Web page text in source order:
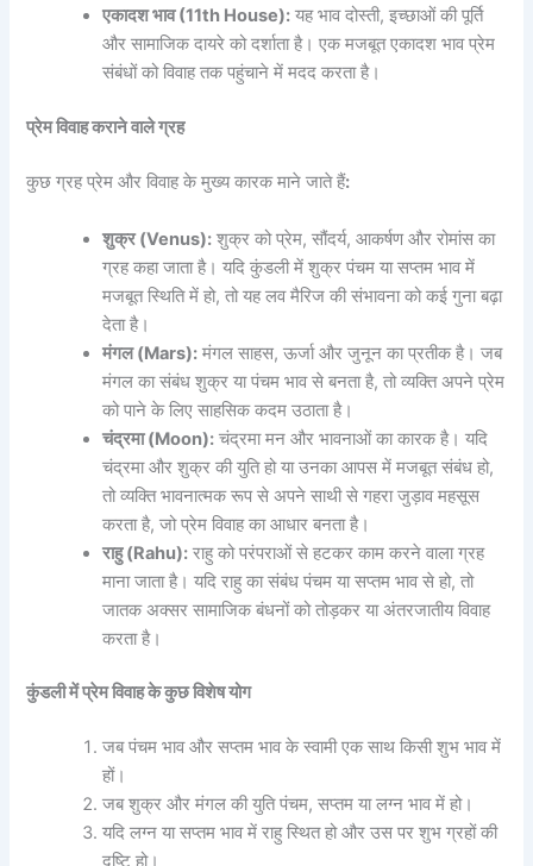
एकादश भाव (11th House): यह भाव दोस्ती, इच्छाओं की पूर्ति
और सामाजिक दायरे को दर्शाता है। एक मजबूत एकादश भाव प्रेम
संबंधों को विवाह तक पहुंचाने में मदद करता है।
प्रेम विवाह कराने वाले ग्रह
कुछ ग्रह प्रेम और विवाह के मुख्य कारक माने जाते हैं:
शुक्र (Venus): शुक्र को प्रेम, सौंदर्य, आकर्षण और रोमांस का
ग्रह कहा जाता है। यदि कुंडली में शुक्र पंचम या सप्तम भाव में
मजबूत स्थिति में हो, तो यह लव मैरिज की संभावना को कई गुना बढ़ा
देता है।
मंगल (Mars): मंगल साहस, ऊर्जा और जुनून का प्रतीक है। जब
मंगल का संबंध शुक्र या पंचम भाव से बनता है, तो व्यक्ति अपने प्रेम
को पाने के लिए साहसिक कदम उठाता है।
चंद्रमा (Moon): चंद्रमा मन और भावनाओं का कारक है। यदि
चंद्रमा और शुक्र की युति हो या उनका आपस में मजबूत संबंध हो,
तो व्यक्ति भावनात्मक रूप से अपने साथी से गहरा जुड़ाव महसूस
करता है, जो प्रेम विवाह का आधार बनता है।
राहु (Rahu): राहु को परंपराओं से हटकर काम करने वाला ग्रह
माना जाता है। यदि राहु का संबंध पंचम या सप्तम भाव से हो, तो
जातक अक्सर सामाजिक बंधनों को तोड़कर या अंतरजातीय विवाह
करता है।
कुंडली में प्रेम विवाह के कुछ विशेष योग
जब पंचम भाव और सप्तम भाव के स्वामी एक साथ किसी शुभ भाव में
हों।
जब शुक्र और मंगल की युति पंचम, सप्तम या लग्न भाव में हो।
यदि लग्न या सप्तम भाव में राहु स्थित हो और उस पर शुभ ग्रहों की
दृष्टि हो।